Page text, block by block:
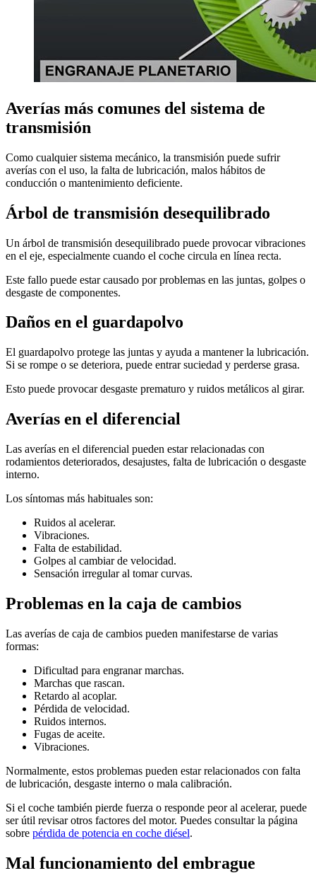
Averías más comunes del sistema de
transmisión
Como cualquier sistema mecánico, la transmisión puede sufrir
averías con el uso, la falta de lubricación, malos hábitos de
conducción o mantenimiento deficiente.
Árbol de transmisión desequilibrado
Un árbol de transmisión desequilibrado puede provocar vibraciones
en el eje, especialmente cuando el coche circula en línea recta.
Este fallo puede estar causado por problemas en las juntas, golpes o
desgaste de componentes.
Daños en el guardapolvo
El guardapolvo protege las juntas y ayuda a mantener la lubricación.
Si se rompe o se deteriora, puede entrar suciedad y perderse grasa.
Esto puede provocar desgaste prematuro y ruidos metálicos al girar.
Averías en el diferencial
Las averías en el diferencial pueden estar relacionadas con
rodamientos deteriorados, desajustes, falta de lubricación o desgaste
interno.
Los síntomas más habituales son:
Ruidos al acelerar.
Vibraciones.
Falta de estabilidad.
Golpes al cambiar de velocidad.
Sensación irregular al tomar curvas.
Problemas en la caja de cambios
Las averías de caja de cambios pueden manifestarse de varias
formas:
Dificultad para engranar marchas.
Marchas que rascan.
Retardo al acoplar.
Pérdida de velocidad.
Ruidos internos.
Fugas de aceite.
Vibraciones.
Normalmente, estos problemas pueden estar relacionados con falta
de lubricación, desgaste interno o mala calibración.
Si el coche también pierde fuerza o responde peor al acelerar, puede
ser útil revisar otros factores del motor. Puedes consultar la página
sobre pérdida de potencia en coche diésel.
Mal funcionamiento del embrague